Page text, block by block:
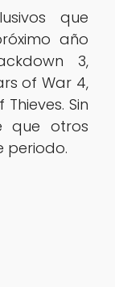
que
año
3,
of War 4,
Sin
que otros
periodo.